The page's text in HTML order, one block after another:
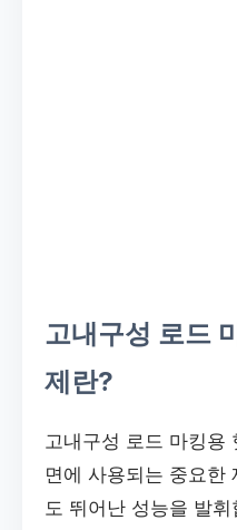
고내구성 로드
제란?
고내구성 로드 마킹용
면에 사용되는 중요한
도 뛰어난 성능을 발